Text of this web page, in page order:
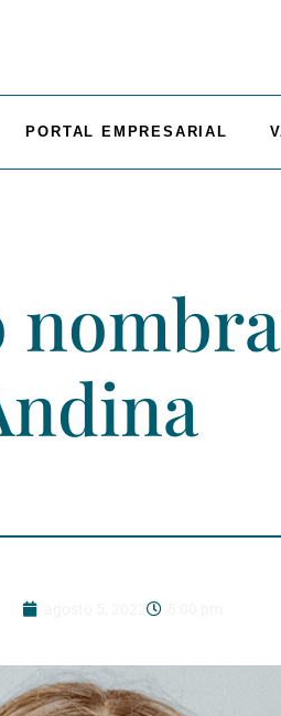
PORTAL EMPRESARIAL